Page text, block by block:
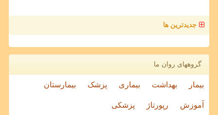
جدیدترین ها
گروههای روان ما
بیمار بهداشت بیماری پزشک بیمارستان
آموزش رپورتاژ پزشکی